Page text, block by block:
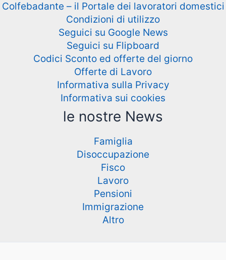
Colfebadante – il Portale dei lavoratori domestici
Condizioni di utilizzo
Seguici su Google News
Seguici su Flipboard
Codici Sconto ed offerte del giorno
Offerte di Lavoro
Informativa sulla Privacy
Informativa sui cookies
le nostre News
Famiglia
Disoccupazione
Fisco
Lavoro
Pensioni
Immigrazione
Altro